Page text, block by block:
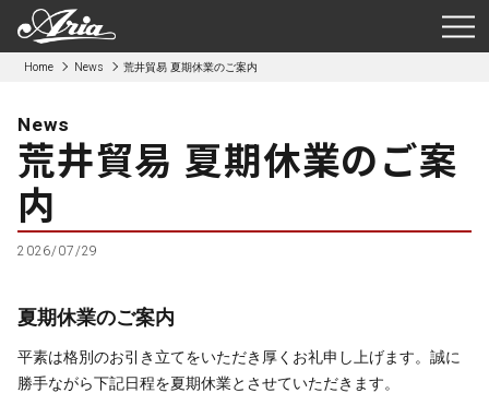
Home News 荒井貿易 夏期休業のご案内
News
荒井貿易 夏期休業のご案
内
2026/07/29
夏期休業のご案内
平素は格別のお引き立てをいただき厚くお礼申し上げます。誠に
勝手ながら下記日程を夏期休業とさせていただきます。